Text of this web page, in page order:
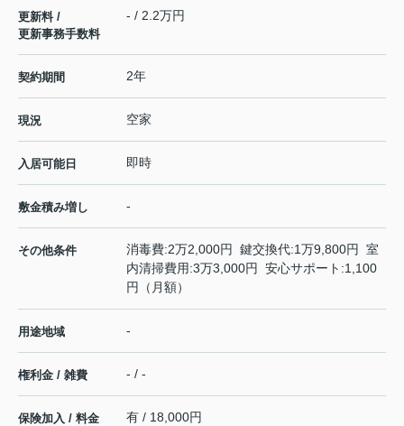
更新料 /
更新事務手数料
- / 2.2万円
契約期間 2年
現況 空家
入居可能日 即時
敷金積み増し -
その他条件
消毒費:2万2,000円 鍵交換代:1万9,800円 室
内清掃費用:3万3,000円 安心サポート:1,100
円（月額）
用途地域 -
権利金 / 雑費 - / -
保険加入 / 料金 有 / 18,000円